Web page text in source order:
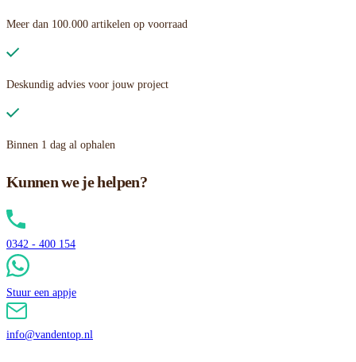
Meer dan 100.000 artikelen op voorraad
Deskundig advies voor jouw project
Binnen 1 dag al ophalen
Kunnen we je helpen?
0342 - 400 154
Stuur een appje
info@vandentop.nl